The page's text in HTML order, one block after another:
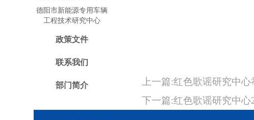
德阳市新能源专用车辆
工程技术研究中心
政策文件
联系我们
部门简介
上一篇:红色歌谣研究中
下一篇:红色歌谣研究中心